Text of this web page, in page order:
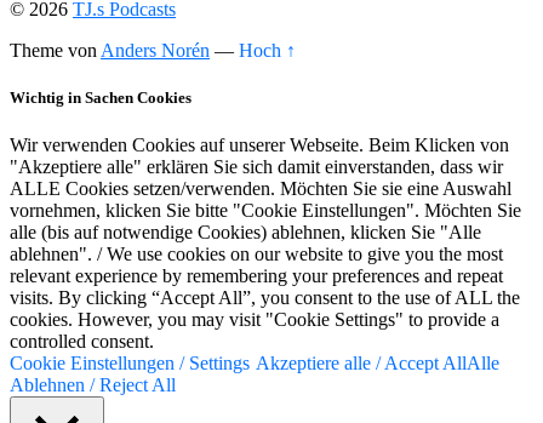
© 2026 TJ.s Podcasts
Theme von Anders Norén — Hoch ↑
Wichtig in Sachen Cookies
Wir verwenden Cookies auf unserer Webseite. Beim Klicken von
"Akzeptiere alle" erklären Sie sich damit einverstanden, dass wir
ALLE Cookies setzen/verwenden. Möchten Sie sie eine Auswahl
vornehmen, klicken Sie bitte "Cookie Einstellungen". Möchten Sie
alle (bis auf notwendige Cookies) ablehnen, klicken Sie "Alle
ablehnen". / We use cookies on our website to give you the most
relevant experience by remembering your preferences and repeat
visits. By clicking “Accept All”, you consent to the use of ALL the
cookies. However, you may visit "Cookie Settings" to provide a
controlled consent.
Cookie Einstellungen / Settings Akzeptiere alle / Accept AllAlle
Ablehnen / Reject All